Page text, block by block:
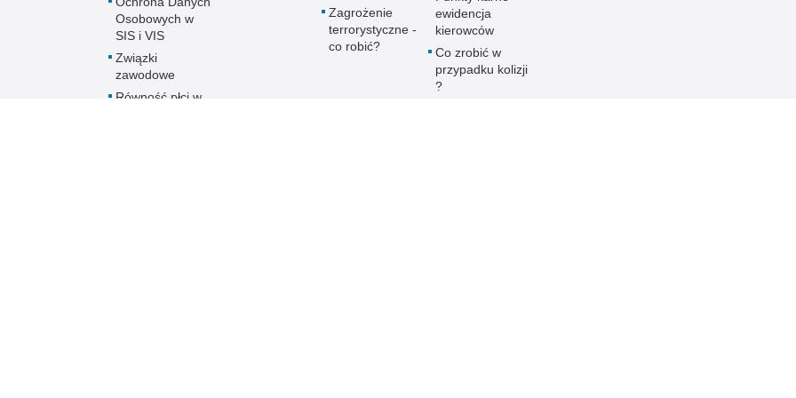
Osobowych w
SIS i VIS
Związki
zawodowe
Równość płci w
Zagrożenie
terrorystyczne -
co robić?
ewidencja
kierowców
Co zrobić w
przypadku kolizji
?